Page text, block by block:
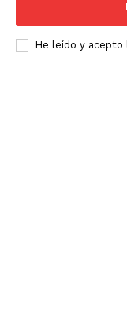
Información
He leído y acepto